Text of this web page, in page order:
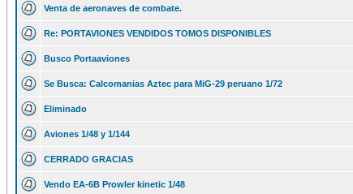
Venta de aeronaves de combate.
Re: PORTAVIONES VENDIDOS TOMOS DISPONIBLES
Busco Portaaviones
Se Busca: Calcomanias Aztec para MiG-29 peruano 1/72
Eliminado
Aviones 1/48 y 1/144
CERRADO GRACIAS
Vendo EA-6B Prowler kinetic 1/48